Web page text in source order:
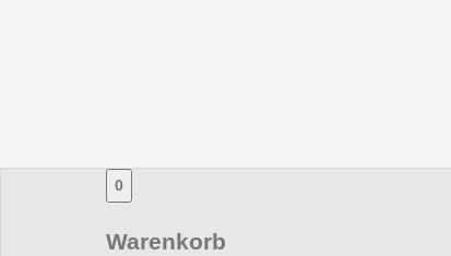
0
Warenkorb